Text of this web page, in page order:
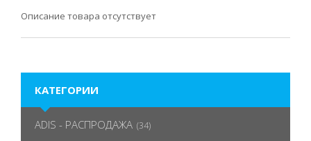
Описание товара отсутствует
КАТЕГОРИИ
ADIS - РАСПРОДАЖА (34)